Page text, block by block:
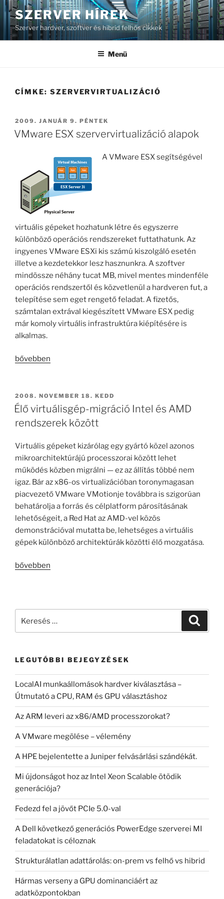
Tartalomhoz
SZERVER HÍREK
Szerver hardver, szoftver és hibrid felhős cikkek
Menü
CÍMKE: SZERVERVIRTUALIZÁCIÓ
BEKÜLDVE:
2009. JANUÁR 9. PÉNTEK
VMware ESX szervervirtualizáció alapok
A VMware ESX segítségével
virtuális gépeket hozhatunk létre és egyszerre
különböző operációs rendszereket futtathatunk. Az
ingyenes VMware ESXi kis számú kiszolgáló esetén
illetve a kezdetekkor lesz hasznunkra. A szoftver
mindössze néhány tucat MB, mivel mentes mindenféle
operációs rendszertől és közvetlenül a hardveren fut, a
telepítése sem eget rengető feladat. A fizetős,
számtalan extrával kiegészített VMware ESX pedig
már komoly virtuális infrastruktúra kiépítésére is
alkalmas.
„VMware
alapok”
bővebben
BEKÜLDVE:
2008. NOVEMBER 18. KEDD
Élő virtuálisgép-migráció Intel és AMD
rendszerek között
Virtuális gépeket kizárólag egy gyártó közel azonos
mikroarchitektúrájú processzorai között lehet
működés közben migrálni — ez az állítás többé nem
igaz. Bár az x86-os virtualizációban toronymagasan
piacvezető VMware VMotionje továbbra is szigorúan
behatárolja a forrás és célplatform párosításának
lehetőségeit, a Red Hat az AMD-vel közös
demonstrációval mutatta be, lehetséges a virtuális
gépek különböző architektúrák közötti élő mozgatása.
„Élő
és
AMD
bővebben
LEGUTÓBBI BEJEGYZÉSEK
LocalAI munkaállomások hardver kiválasztása –
Útmutató a CPU, RAM és GPU választáshoz
Az ARM leveri az x86/AMD processzorokat?
A VMware megölése – vélemény
A HPE bejelentette a Juniper felvásárlási szándékát.
Mi újdonságot hoz az Intel Xeon Scalable ötödik
generációja?
Fedezd fel a jövőt PCIe 5.0-val
A Dell következő generációs PowerEdge szerverei MI
feladatokat is céloznak
Strukturálatlan adattárolás: on-prem vs felhő vs hibrid
Hármas verseny a GPU dominanciáért az
adatközpontokban